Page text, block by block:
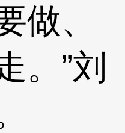
做、
。”刘